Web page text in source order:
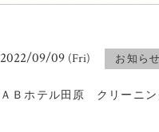
2022/09/09 (Fri) お知らせ
ＡＢホテル田原 クリーニン